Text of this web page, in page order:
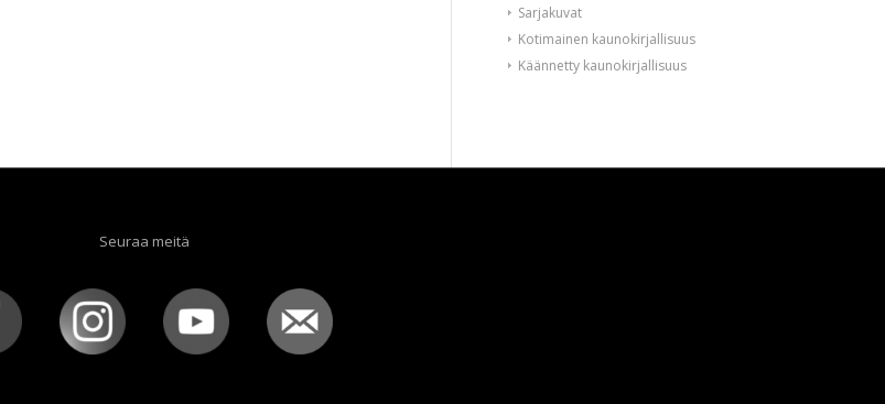
Sarjakuvat
Kotimainen kaunokirjallisuus
Käännetty kaunokirjallisuus
Seuraa meitä